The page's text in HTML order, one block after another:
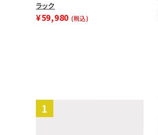
ラック
¥59,980 (税込)